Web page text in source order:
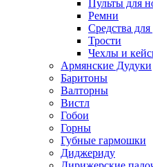
Пульты для
Ремни
Средства для
Трости
Чехлы и
Армянские Дудуки
Баритоны
Валторны
Вистл
Гобои
Горны
Губные гармошки
Диджериду